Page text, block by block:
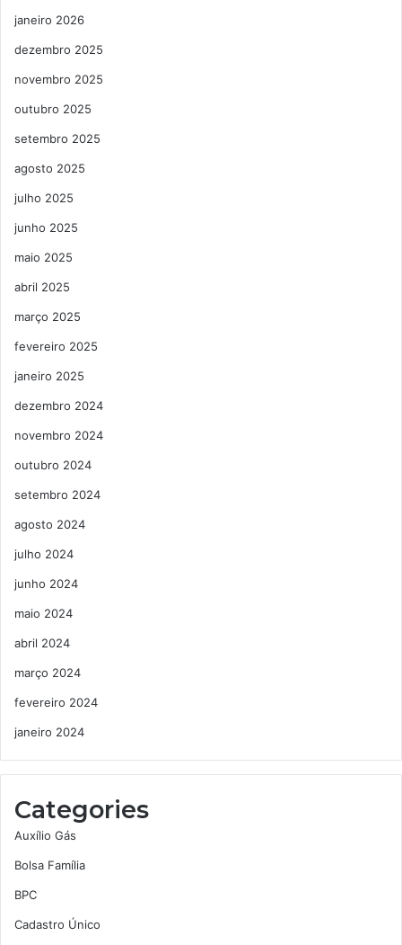
janeiro 2026
dezembro 2025
novembro 2025
outubro 2025
setembro 2025
agosto 2025
julho 2025
junho 2025
maio 2025
abril 2025
março 2025
fevereiro 2025
janeiro 2025
dezembro 2024
novembro 2024
outubro 2024
setembro 2024
agosto 2024
julho 2024
junho 2024
maio 2024
abril 2024
março 2024
fevereiro 2024
janeiro 2024
Categories
Auxílio Gás
Bolsa Família
BPC
Cadastro Único